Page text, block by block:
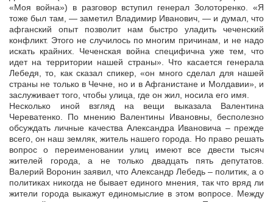
«Моя война») в разговор вступил генерал Золоторенко. «Я
тоже был там, — заметил Владимир Иванович, — и думал, что
афганский опыт позволит нам быстро уладить чеченский
конфликт. Этого не случилось по многим причинам, и не надо
искать крайних. Чеченская война специфична уже тем, что
идет на территории нашей страны». Что касается генерала
Лебедя, то, как сказал спикер, «он много сделал для нашей
страны не только в Чечне, но и в Афганистане и Молдавии», и
заслуживает того, чтобы улица, где он жил, носила его имя.
Несколько иной взгляд на вещи выказала Валентина
Череватенко. По мнению Валентины Ивановны, бесполезно
обсуждать личные качества Александра Ивановича – прежде
всего, он наш земляк, житель нашего города. Но право решать
вопрос о переименовании улиц имеют все двести тысяч
жителей города, а не только двадцать пять депутатов.
Валерий Воронин заявил, что Александр Лебедь – политик, а о
политиках никогда не бывает единого мнения, так что вряд ли
жители города выкажут единомыслие в этом вопросе. Между